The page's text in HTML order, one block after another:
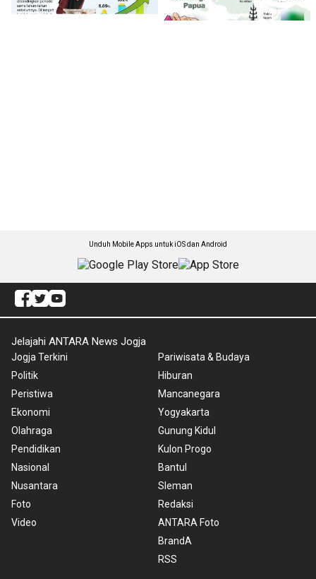
Unduh Mobile Apps untuk iOS dan Android
Jelajahi ANTARA News Jogja
Jogja Terkini
Politik
Peristiwa
Ekonomi
Olahraga
Pendidikan
Nasional
Nusantara
Foto
Video
Pariwisata & Budaya
Hiburan
Mancanegara
Yogyakarta
Gunung Kidul
Kulon Progo
Bantul
Sleman
Redaksi
ANTARA Foto
BrandA
RSS